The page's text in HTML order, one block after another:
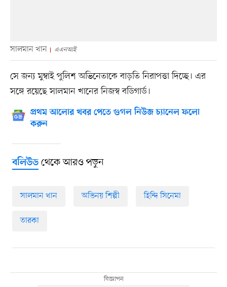
সালমান খান এএনআই
সে জন্য মুম্বাই পুলিশ অভিনেতাকে বাড়তি নিরাপত্তা দিচ্ছে। এর
সঙ্গে রয়েছে সালমান খানের নিজস্ব বডিগার্ড।
প্রথম আলোর খবর পেতে গুগল নিউজ চ্যানেল ফলো
করুন
বলিউডথেকে আরও পড়ুন
সালমান খান অভিনয় শিল্পী হিন্দি সিনেমা
তারকা